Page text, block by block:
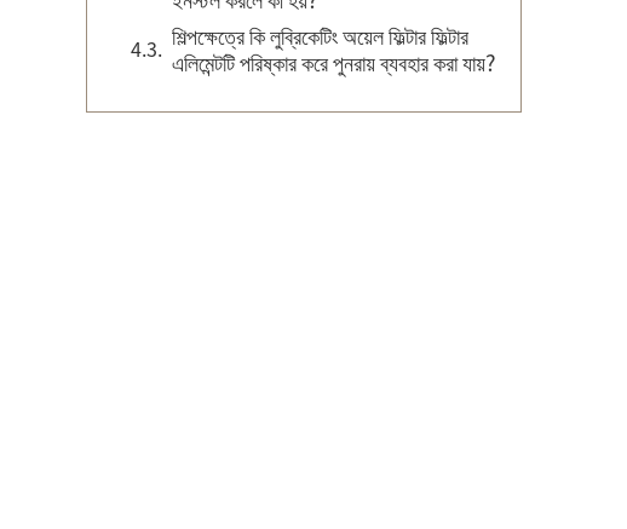
শিল্পক্ষেত্রে কি লুব্রিকেটিং অয়েল ফিল্টার ফিল্টার
এলিমেন্টটি পরিষ্কার করে পুনরায় ব্যবহার করা যায়?